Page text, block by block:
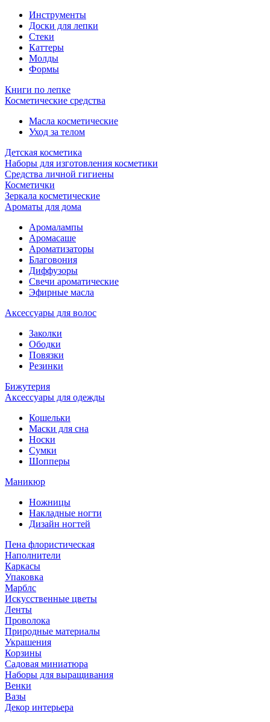
Инструменты
Доски для лепки
Стеки
Каттеры
Молды
Формы
Книги по лепке
Косметические средства
Масла косметические
Уход за телом
Детская косметика
Наборы для изготовления косметики
Средства личной гигиены
Косметички
Зеркала косметические
Ароматы для дома
Аромалампы
Аромасаше
Ароматизаторы
Благовония
Диффузоры
Свечи ароматические
Эфирные масла
Аксессуары для волос
Заколки
Ободки
Повязки
Резинки
Бижутерия
Аксессуары для одежды
Кошельки
Маски для сна
Носки
Сумки
Шопперы
Маникюр
Ножницы
Накладные ногти
Дизайн ногтей
Пена флористическая
Наполнители
Каркасы
Упаковка
Марблс
Искусственные цветы
Ленты
Проволока
Природные материалы
Украшения
Корзины
Садовая миниатюра
Наборы для выращивания
Венки
Вазы
Декор интерьера